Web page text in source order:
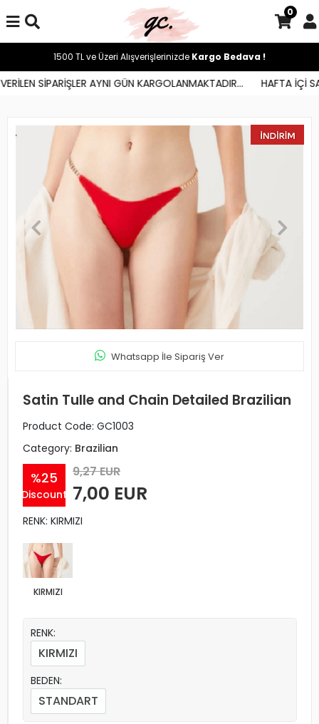
SİPARİŞLER AYNI GÜN KARGOLANMAKTADIR... HAFTA İÇİ
0
1500 TL ve Üzeri Alışverişlerinizde Kargo Bedava !
Whatsapp İle Sipariş Ver
Satin Tulle and Chain Detailed Brazilian
Product Code: GC1003
Category: Brazilian
%25
Discount
9,27 EUR
7,00 EUR
RENK: KIRMIZI
KIRMIZI
RENK:
KIRMIZI
BEDEN:
STANDART